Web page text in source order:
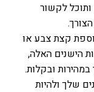
לקשור
קצת צבע או
הישנים האלה,
במהירות ובקלות.
שלך ולהיות